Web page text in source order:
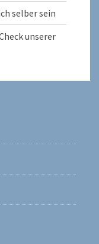
selber sein
unserer